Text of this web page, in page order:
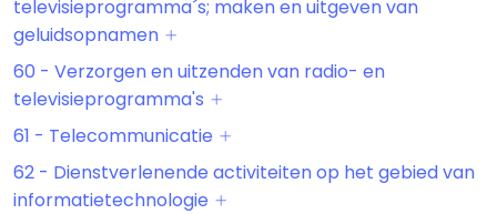
televisieprogramma´s; maken en uitgeven van
geluidsopnamen
60 - Verzorgen en uitzenden van radio- en
televisieprogramma's
61 - Telecommunicatie
62 - Dienstverlenende activiteiten op het gebied van
informatietechnologie